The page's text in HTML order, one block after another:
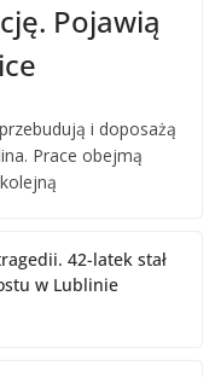
Pojawią
i doposażą
Prace obejmą
42-latek stał
w Lublinie